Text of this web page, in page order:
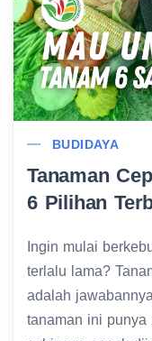
BUDIDAYA
Tanaman
6 Pilihan
Ingin mulai
terlalu lama?
adalah
tanaman ini punya